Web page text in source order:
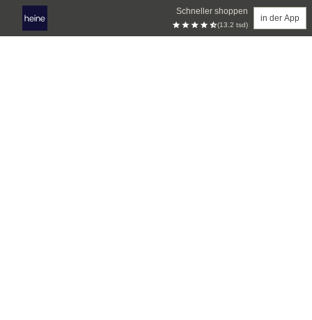
Schneller shoppen
(13.2 tsd)
in der App